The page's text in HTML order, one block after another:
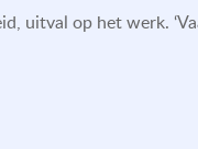
uitval op het werk.